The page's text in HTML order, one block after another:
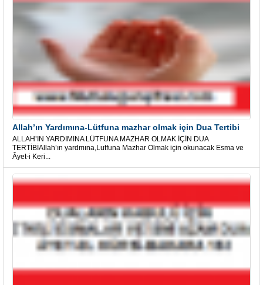
Allah’ın Yardımına-Lütfuna mazhar olmak için Dua Tertibi
ALLAH’IN YARDIMINA LÜTFUNA MAZHAR OLMAK İÇİN DUA
TERTİBİAllah’ın yardmına,Lutfuna Mazhar Olmak için okunacak Esma ve
Âyet-i Keri...